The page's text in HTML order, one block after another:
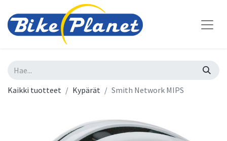
Kaikki tuotteet Kypärät Smith Network MIPS